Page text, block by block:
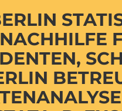
NACHHILFE